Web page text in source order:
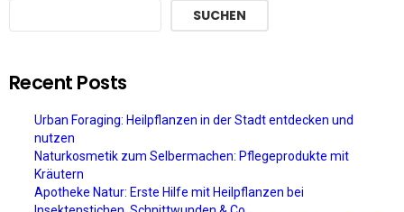
SUCHEN
Recent Posts
Urban Foraging: Heilpflanzen in der Stadt entdecken und
nutzen
Naturkosmetik zum Selbermachen: Pflegeprodukte mit
Kräutern
Apotheke Natur: Erste Hilfe mit Heilpflanzen bei